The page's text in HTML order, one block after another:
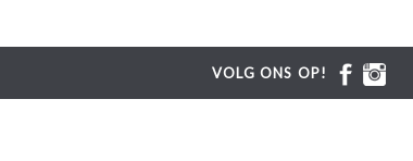
VOLG ONS OP!